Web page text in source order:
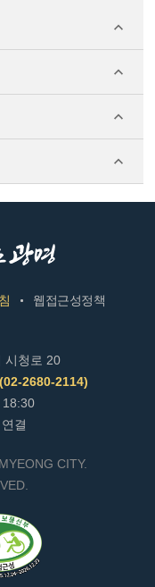
웹접근성정책
시청로 20
2680-2114)
18:30
결
CITY.